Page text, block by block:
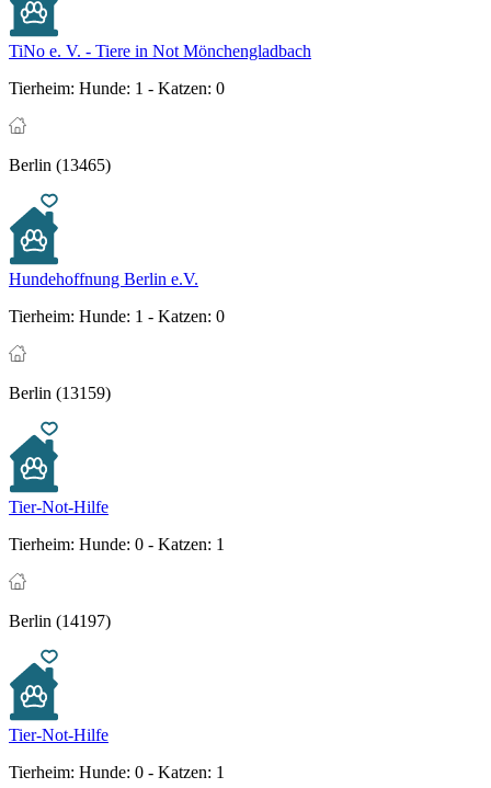
TiNo e. V. - Tiere in Not Mönchengladbach
Tierheim: Hunde: 1 - Katzen: 0
Berlin (13465)
Hundehoffnung Berlin e.V.
Tierheim: Hunde: 1 - Katzen: 0
Berlin (13159)
Tier-Not-Hilfe
Tierheim: Hunde: 0 - Katzen: 1
Berlin (14197)
Tier-Not-Hilfe
Tierheim: Hunde: 0 - Katzen: 1